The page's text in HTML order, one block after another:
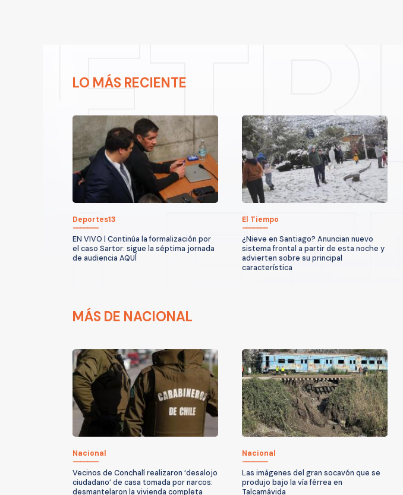
LO MÁS RECIENTE
Deportes13
EN VIVO | Continúa la formalización por
el caso Sartor: sigue la séptima jornada
de audiencia AQUÍ
El Tiempo
¿Nieve en Santiago? Anuncian nuevo
sistema frontal a partir de esta noche y
advierten sobre su principal
característica
MÁS DE NACIONAL
Nacional
Vecinos de Conchalí realizaron ‘desalojo
ciudadano’ de casa tomada por narcos:
desmantelaron la vivienda completa
Nacional
Las imágenes del gran socavón que se
produjo bajo la vía férrea en
Talcamávida